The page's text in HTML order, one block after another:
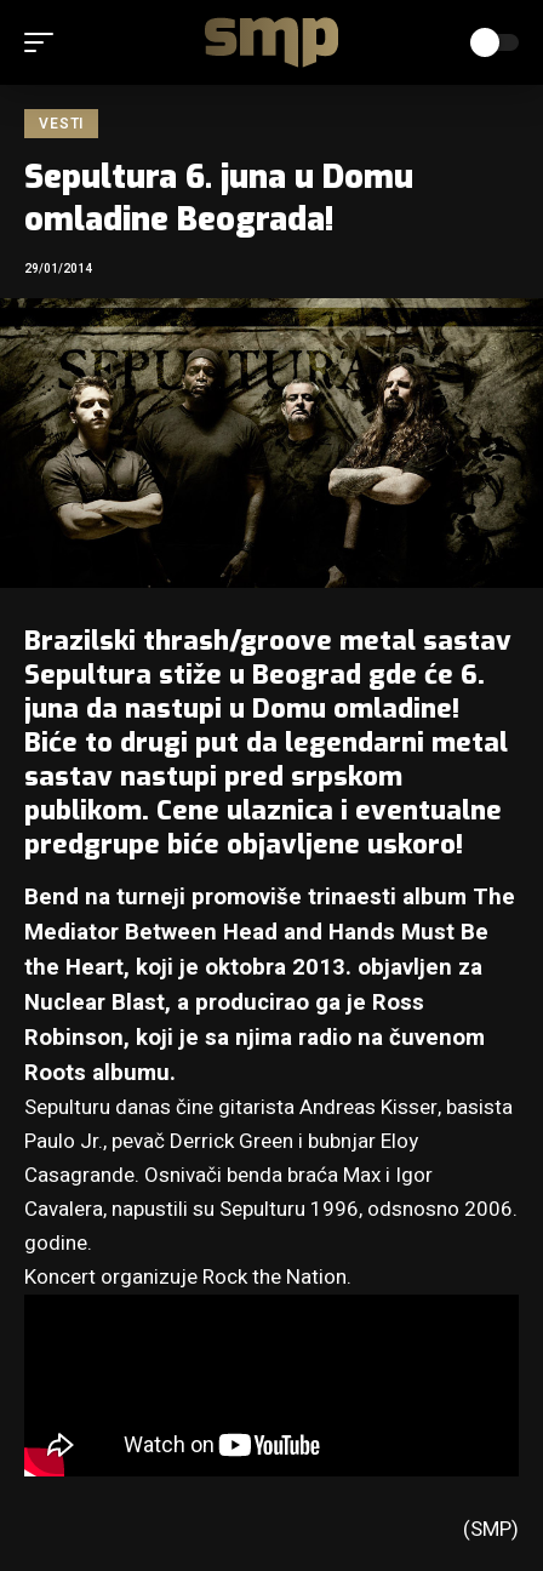
VESTI
Sepultura 6. juna u Domu
omladine Beograda!
29/01/2014
Brazilski thrash/groove metal sastav
Sepultura stiže u Beograd gde će 6.
juna da nastupi u Domu omladine!
Biće to drugi put da legendarni metal
sastav nastupi pred srpskom
publikom. Cene ulaznica i eventualne
predgrupe biće objavljene uskoro!
Bend na turneji promoviše trinaesti album The
Mediator Between Head and Hands Must Be
the Heart, koji je oktobra 2013. objavljen za
Nuclear Blast, a producirao ga je Ross
Robinson, koji je sa njima radio na čuvenom
Roots albumu.
Sepulturu danas čine gitarista Andreas Kisser, basista
Paulo Jr., pevač Derrick Green i bubnjar Eloy
Casagrande. Osnivači benda braća Max i Igor
Cavalera, napustili su Sepulturu 1996, odsnosno 2006.
godine.
Koncert organizuje Rock the Nation.
(SMP)